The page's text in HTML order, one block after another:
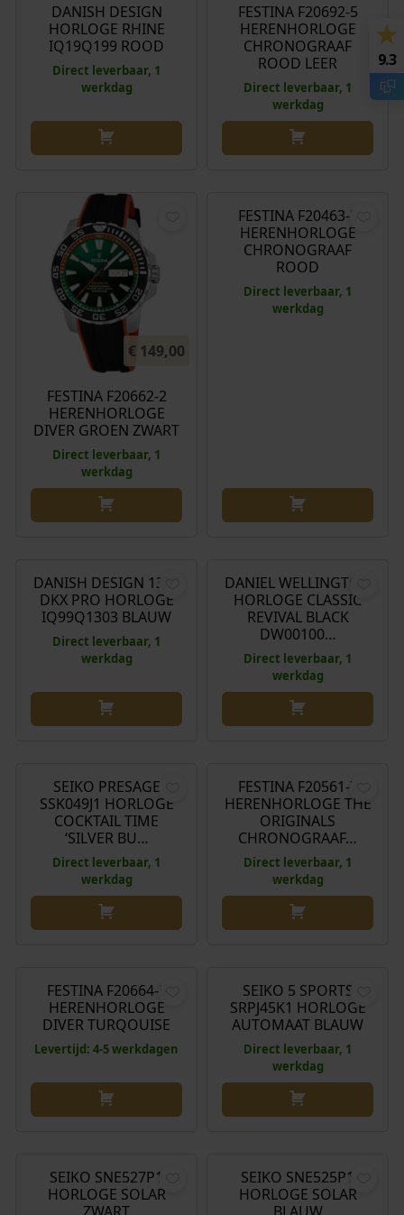
DANISH DESIGN
HORLOGE RHINE
IQ19Q199 ROOD
Direct leverbaar, 1
werkdag
FESTINA F20692-5
HERENHORLOGE
CHRONOGRAAF
ROOD LEER
Direct leverbaar, 1
werkdag
€ 149,00
FESTINA F20662-2
HERENHORLOGE
DIVER GROEN ZWART
Direct leverbaar, 1
werkdag
FESTINA F20463-5
HERENHORLOGE
CHRONOGRAAF
ROOD
Direct leverbaar, 1
werkdag
DANISH DESIGN 1303
DKX PRO HORLOGE
IQ99Q1303 BLAUW
Direct leverbaar, 1
werkdag
DANIEL WELLINGTON
HORLOGE CLASSIC
REVIVAL BLACK
DW00100…
Direct leverbaar, 1
werkdag
SEIKO PRESAGE
SSK049J1 HORLOGE
COCKTAIL TIME
‘SILVER BU…
Direct leverbaar, 1
werkdag
FESTINA F20561-7
HERENHORLOGE THE
ORIGINALS
CHRONOGRAAF…
Direct leverbaar, 1
werkdag
FESTINA F20664-5
HERENHORLOGE
DIVER TURQOUISE
Levertijd: 4-5 werkdagen
SEIKO 5 SPORTS
SRPJ45K1 HORLOGE
AUTOMAAT BLAUW
Direct leverbaar, 1
werkdag
SEIKO SNE527P1
HORLOGE SOLAR
SEIKO SNE525P1
HORLOGE SOLAR
9.3